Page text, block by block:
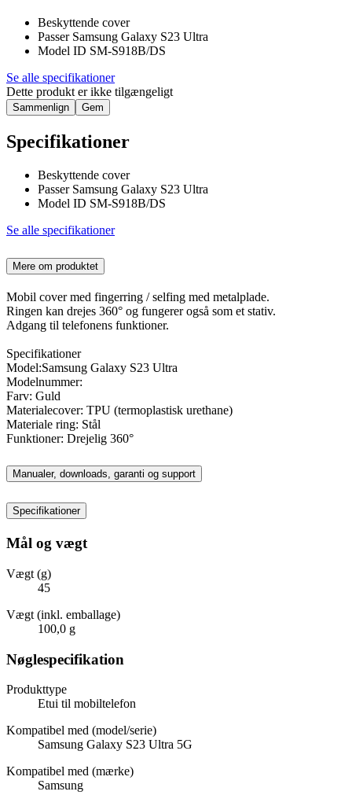
Beskyttende cover
Passer Samsung Galaxy S23 Ultra
Model ID SM-S918B/DS
Se alle specifikationer
Dette produkt er ikke tilgængeligt
Sammenlign Gem
Specifikationer
Beskyttende cover
Passer Samsung Galaxy S23 Ultra
Model ID SM-S918B/DS
Se alle specifikationer
Mere om produktet
Mobil cover med fingerring / selfing med metalplade.
Ringen kan drejes 360° og fungerer også som et stativ.
Adgang til telefonens funktioner.
Specifikationer
Model:Samsung Galaxy S23 Ultra
Modelnummer:
Farv: Guld
Materialecover: TPU (termoplastisk urethane)
Materiale ring: Stål
Funktioner: Drejelig 360°
Manualer, downloads, garanti og support
Specifikationer
Mål og vægt
Vægt (g)
45
Vægt (inkl. emballage)
100,0 g
Nøglespecifikation
Produkttype
Etui til mobiltelefon
Kompatibel med (model/serie)
Samsung Galaxy S23 Ultra 5G
Kompatibel med (mærke)
Samsung